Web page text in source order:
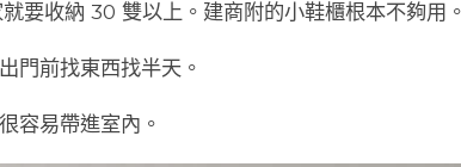
要收納 30 雙以上。建商附的小鞋櫃根本不夠用
門前找東西找半天。
容易帶進室內。